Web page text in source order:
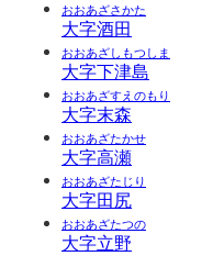
おおあざさかた
大字酒田
おおあざしもつしま
大字下津島
おおあざすえのもり
大字末森
おおあざたかせ
大字高瀬
おおあざたじり
大字田尻
おおあざたつの
大字立野